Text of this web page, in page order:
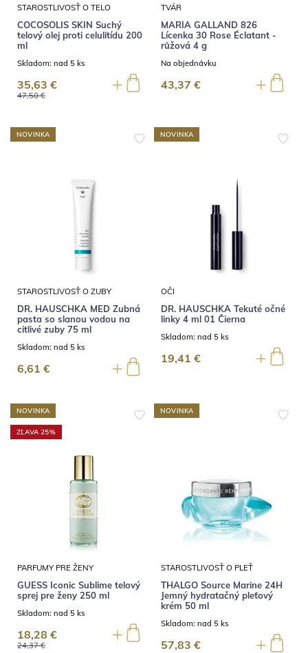
STAROSTLIVOSŤ O TELO
COCOSOLIS SKIN Suchý
telový olej proti celulitídu 200
ml
Skladom: nad 5 ks
47,50 €
35,63 €
TVÁR
MARIA GALLAND 826
Lícenka 30 Rose Éclatant -
růžová 4 g
Na objednávku
43,37 €
NOVINKA
STAROSTLIVOSŤ O ZUBY
DR. HAUSCHKA MED Zubná
pasta so slanou vodou na
citlivé zuby 75 ml
Skladom: nad 5 ks
6,61 €
NOVINKA
OČI
DR. HAUSCHKA Tekuté očné
linky 4 ml 01 Čierna
Skladom: nad 5 ks
19,41 €
NOVINKA
ZĽAVA 25%
PARFUMY PRE ŽENY
GUESS Iconic Sublime telový
sprej pre ženy 250 ml
Skladom: nad 5 ks
24,37 €
18,28 €
NOVINKA
STAROSTLIVOSŤ O PLEŤ
THALGO Source Marine 24H
Jemný hydratačný pleťový
krém 50 ml
Skladom: nad 5 ks
57,83 €